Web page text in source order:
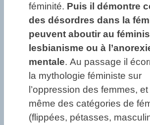
féminité. Puis il démontre
des désordres dans la
peuvent aboutir au
lesbianisme ou à
mentale. Au passage il
la mythologie féministe sur
l’oppression des femmes,
même des catégories de
(flippées, pétasses,